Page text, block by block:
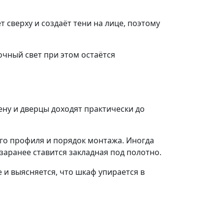
сверху и создаёт тени на лице, поэтому
свет при этом остаётся
и дверцы доходят практически до
профиля и порядок монтажа. Иногда
ставится закладная под полотно.
выясняется, что шкаф упирается в